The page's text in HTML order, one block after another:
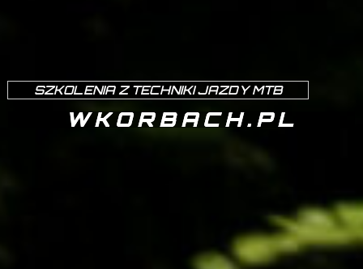
SZKOLENIA Z TECHNIKI JAZDY MTB
WKORBACH.PL